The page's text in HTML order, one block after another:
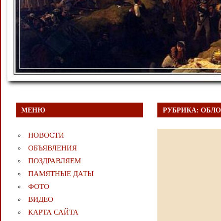
РУБРИКА:
МЕНЮ
НОВОСТИ
ОБЪЯВЛЕНИЯ
ПОЗДРАВЛЯЕМ
ПАМЯТНЫЕ ДАТЫ
ФОТО
ВИДЕО
КАРТА САЙТА